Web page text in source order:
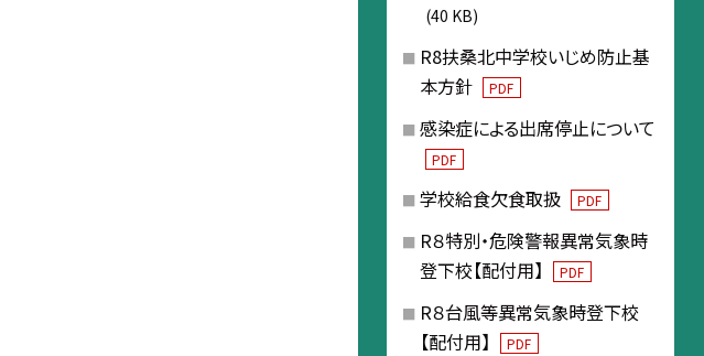
(40 KB)
R8扶桑北中学校いじめ防止基
本方針
PDF
感染症による出席停止について
PDF
学校給食欠食取扱 PDF
R８特別・危険警報異常気象時
登下校【配付用】
PDF
R８台風等異常気象時登下校
【配付用】
PDF